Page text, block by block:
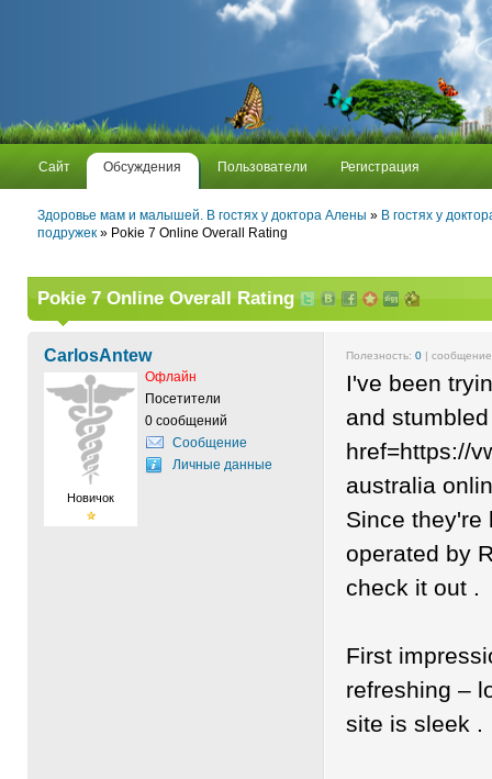
Сайт Обсуждения Пользователи Регистрация
Здоровье мам и малышей. В гостях у доктора Алены » В гостях у
подружек » Pokie 7 Online Overall Rating
Pokie 7 Online Overall Rating
CarlosAntew
Новичок
Офлайн
Посетители
0 сообщений
Сообщение
Личные данные
Полезность: 0 |
I've been
and
href=https://
australia
Since they're
operated by
check it out .
First
refreshing –
site is sleek .